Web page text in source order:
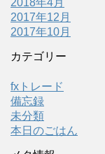
2017年12月
2017年10月
カテゴリー
fxトレード
備忘録
未分類
本日のごはん